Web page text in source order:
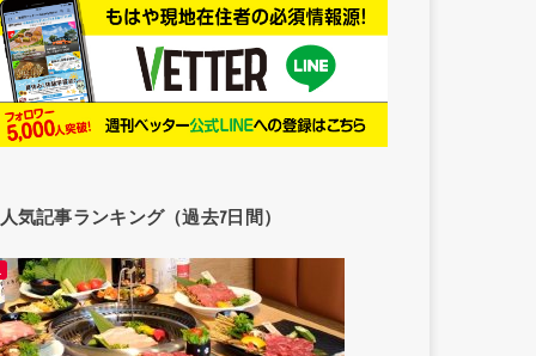
人気記事ランキング（過去7日間）